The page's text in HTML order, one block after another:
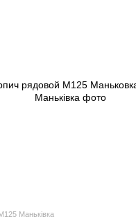
Маньківка